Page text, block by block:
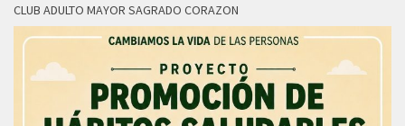
CLUB ADULTO MAYOR SAGRADO CORAZON